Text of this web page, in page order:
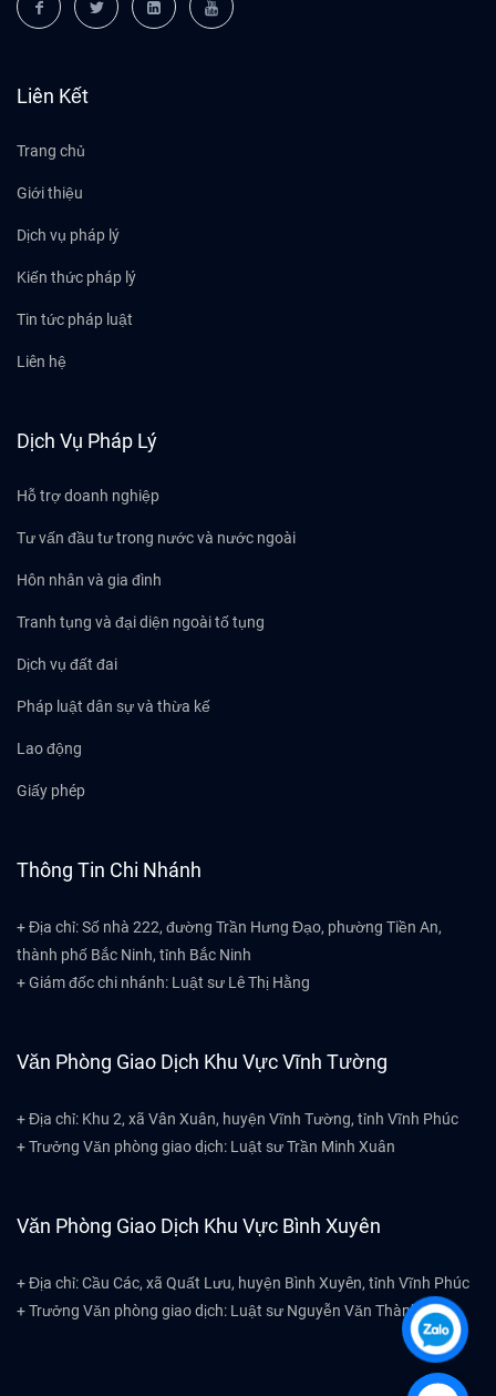
Liên Kết
Trang chủ
Giới thiệu
Dịch vụ pháp lý
Kiến thức pháp lý
Tin tức pháp luật
Liên hệ
Dịch Vụ Pháp Lý
Hỗ trợ doanh nghiệp
Tư vấn đầu tư trong nước và nước ngoài
Hôn nhân và gia đình
Tranh tụng và đại diện ngoài tố tụng
Dịch vụ đất đai
Pháp luật dân sự và thừa kế
Lao động
Giấy phép
Thông Tin Chi Nhánh
+ Địa chỉ: Số nhà 222, đường Trần Hưng Đạo, phường Tiền An,
thành phố Bắc Ninh, tỉnh Bắc Ninh
+ Giám đốc chi nhánh: Luật sư Lê Thị Hằng
Văn Phòng Giao Dịch Khu Vực Vĩnh Tường
+ Địa chỉ: Khu 2, xã Vân Xuân, huyện Vĩnh Tường, tỉnh Vĩnh Phúc
+ Trưởng Văn phòng giao dịch: Luật sư Trần Minh Xuân
Văn Phòng Giao Dịch Khu Vực Bình Xuyên
+ Địa chỉ: Cầu Các, xã Quất Lưu, huyện Bình Xuyên, tỉnh Vĩnh Phúc
+ Trưởng Văn phòng giao dịch: Luật sư Nguyễn Văn Thành